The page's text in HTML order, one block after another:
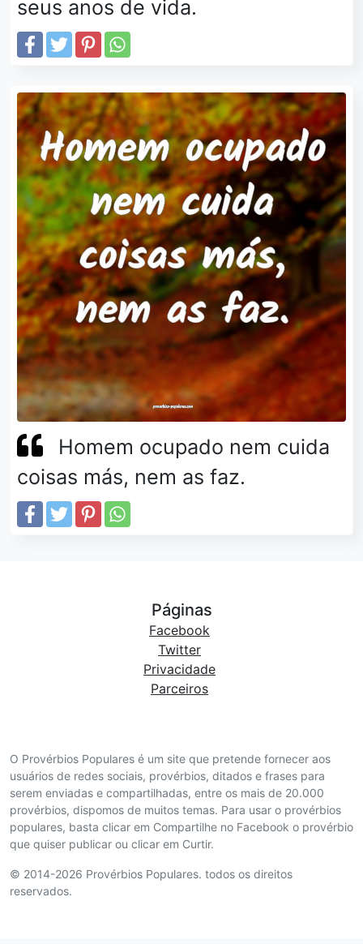
seus anos de vida.
Homem ocupado nem cuida
coisas más, nem as faz.
O Provérbios Populares é um site que pretende fornecer aos
usuários de redes sociais, provérbios, ditados e frases para
serem enviadas e compartilhadas, entre os mais de 20.000
provérbios, dispomos de muitos temas. Para usar o provérbios
populares, basta clicar em Compartilhe no Facebook o provérbio
que quiser publicar ou clicar em Curtir.
© 2014-2026 Provérbios Populares. todos os direitos
reservados.
Páginas
Facebook
Twitter
Privacidade
Parceiros